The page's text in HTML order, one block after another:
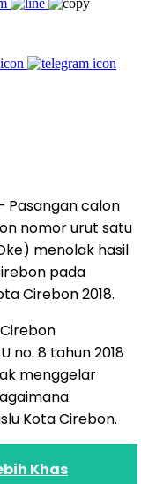
Pasangan calon
nomor urut satu
menolak hasil
pada
Cirebon 2018.
no. 8 tahun 2018
menggelar
Kota Cirebon.
Khas